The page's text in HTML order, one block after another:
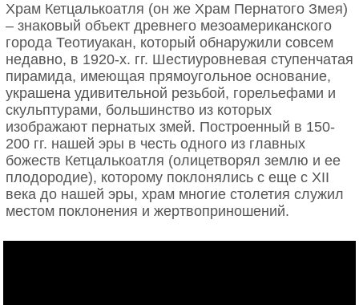
Храм Кетцалькоатля (он же Храм Пернатого Змея)
– знаковый объект древнего мезоамериканского
города Теотиуакан, который обнаружили совсем
недавно, в 1920-х. гг. Шестиуровневая ступенчатая
пирамида, имеющая прямоугольное основание,
украшена удивительной резьбой, горельефами и
скульптурами, большинство из которых
изображают пернатых змей. Построенный в 150-
200 гг. нашей эры в честь одного из главных
божеств Кетцалькоатля (олицетворял землю и ее
плодородие), которому поклонялись с еще с XII
века до нашей эры, храм многие столетия служил
местом поклонения и жертвоприношений.